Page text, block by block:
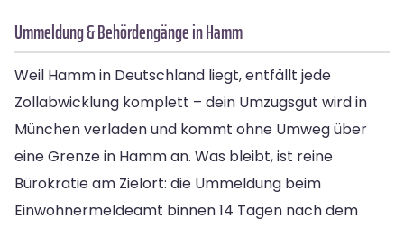
Ummeldung & Behördengänge in Hamm
Weil Hamm in Deutschland liegt, entfällt jede
Zollabwicklung komplett – dein Umzugsgut wird in
München verladen und kommt ohne Umweg über
eine Grenze in Hamm an. Was bleibt, ist reine
Bürokratie am Zielort: die Ummeldung beim
Einwohnermeldeamt binnen 14 Tagen nach dem